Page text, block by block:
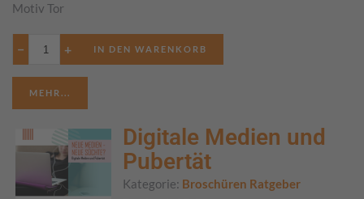
Motiv Tor
− +
MEHR...
Digitale Medien und
Pubertät
Kategorie: Broschüren Ratgeber